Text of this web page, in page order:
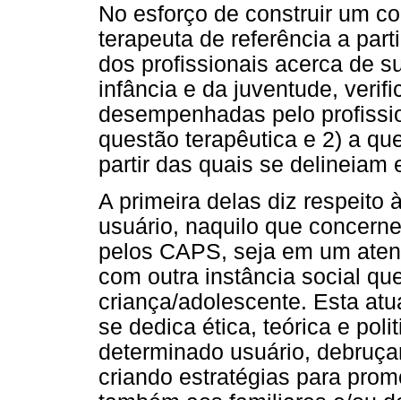
No esforço de construir um
terapeuta de referência a
dos profissionais acerca de
infância e da juventude,
desempenhadas pelo
questão terapêutica e 2) a
partir das quais se delineiam
A primeira delas diz respeito
usuário, naquilo que
pelos CAPS, seja em um
com outra instância social
criança/adolescente. Esta
se dedica ética, teórica e
determinado usuário,
criando estratégias para